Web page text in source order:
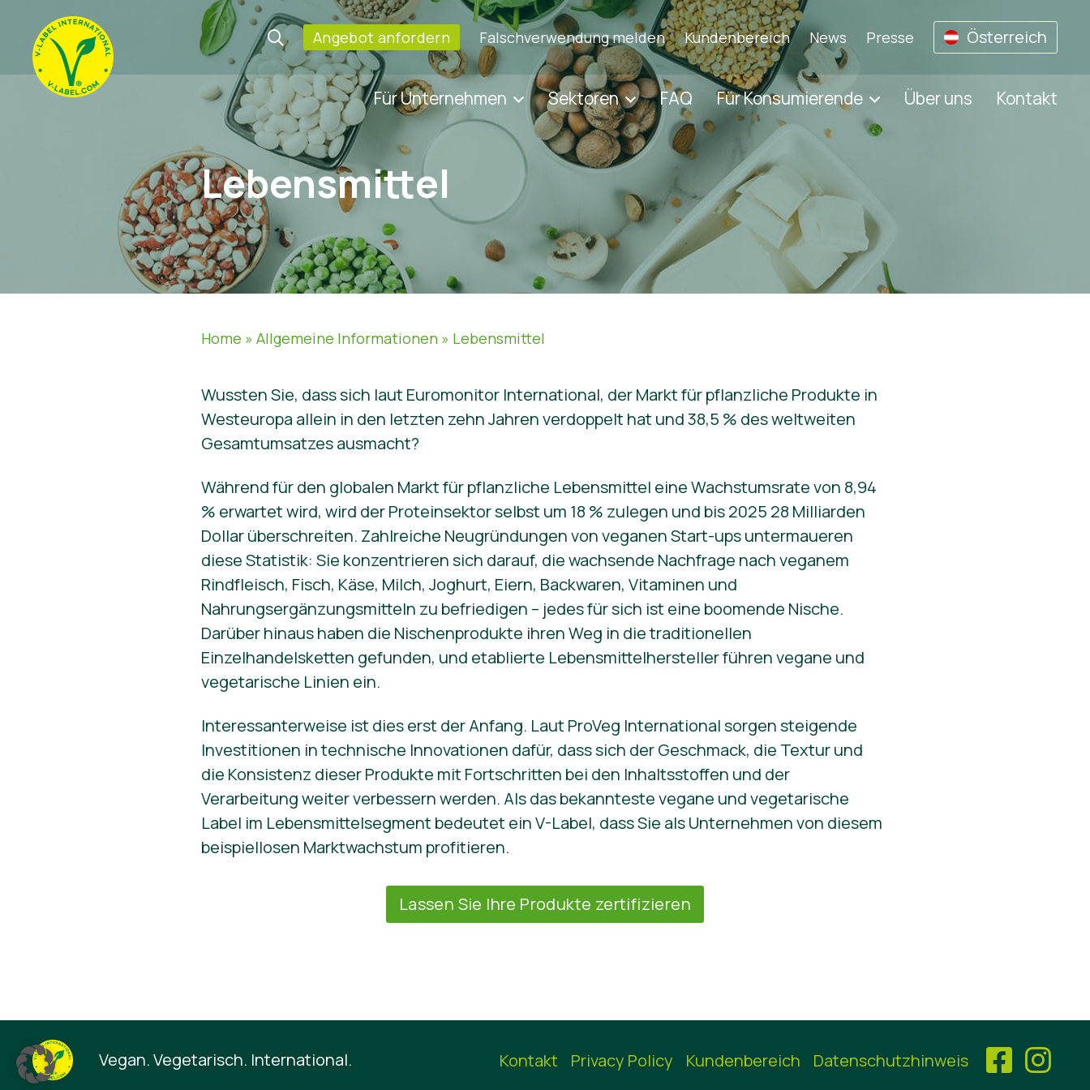
Angebot anfordern Falschverwendung melden Kundenbereich News Presse Österreich
Für Unternehmen Sektoren FAQ Für Konsumierende Über uns Kontakt
Lebensmittel
Home »Allgemeine Informationen » Lebensmittel
Wussten Sie, dass sich laut Euromonitor International, der Markt für pflanzliche Produkte in
Westeuropa allein in den letzten zehn Jahren verdoppelt hat und 38,5 % des weltweiten
Gesamtumsatzes ausmacht?
Während für den globalen Markt für pflanzliche Lebensmittel eine Wachstumsrate von 8,94
% erwartet wird, wird der Proteinsektor selbst um 18 % zulegen und bis 2025 28 Milliarden
Dollar überschreiten. Zahlreiche Neugründungen von veganen Start-ups untermaueren
diese Statistik: Sie konzentrieren sich darauf, die wachsende Nachfrage nach veganem
Rindfleisch, Fisch, Käse, Milch, Joghurt, Eiern, Backwaren, Vitaminen und
Nahrungsergänzungsmitteln zu befriedigen – jedes für sich ist eine boomende Nische.
Darüber hinaus haben die Nischenprodukte ihren Weg in die traditionellen
Einzelhandelsketten gefunden, und etablierte Lebensmittelhersteller führen vegane und
vegetarische Linien ein.
Interessanterweise ist dies erst der Anfang. Laut ProVeg International sorgen steigende
Investitionen in technische Innovationen dafür, dass sich der Geschmack, die Textur und
die Konsistenz dieser Produkte mit Fortschritten bei den Inhaltsstoffen und der
Verarbeitung weiter verbessern werden. Als das bekannteste vegane und vegetarische
Label im Lebensmittelsegment bedeutet ein V-Label, dass Sie als Unternehmen von diesem
beispiellosen Marktwachstum profitieren.
Lassen Sie Ihre Produkte zertifizieren
Vegan. Vegetarisch. International. Kontakt Privacy Policy Kundenbereich Datenschutzhinweis